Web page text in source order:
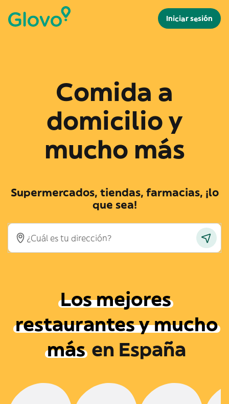
Iniciar sesión
Comida a
domicilio y
mucho más
Supermercados, tiendas, farmacias, ¡lo
que sea!
Los mejores
restaurantes y mucho
más en España